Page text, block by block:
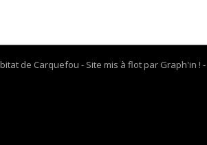
de Carquefou - Site mis à flot par Graph'in ! -